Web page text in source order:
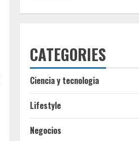
CATEGORIES
Ciencia y tecnologia
Lifestyle
Negocios